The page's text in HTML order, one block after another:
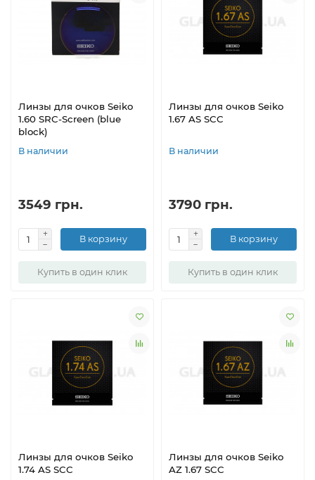
Линзы для очков Seiko
1.60 SRC-Screen (blue
block)
В наличии
3549 грн.
В корзину
Купить в один клик
Линзы для очков Seiko
1.67 AS SCC
В наличии
3790 грн.
В корзину
Купить в один клик
Линзы для очков Seiko
1.74 AS SCC
Линзы для очков Seiko
AZ 1.67 SCC